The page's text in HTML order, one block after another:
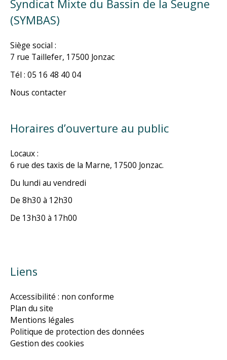
Syndicat Mixte du Bassin de la Seugne
(SYMBAS)
Siège social :
7 rue Taillefer, 17500 Jonzac
Tél : 05 16 48 40 04
Nous contacter
Horaires d’ouverture au public
Locaux :
6 rue des taxis de la Marne, 17500 Jonzac.
Du lundi au vendredi
De 8h30 à 12h30
De 13h30 à 17h00
Liens
Accessibilité : non conforme
Plan du site
Mentions légales
Politique de protection des données
Gestion des cookies